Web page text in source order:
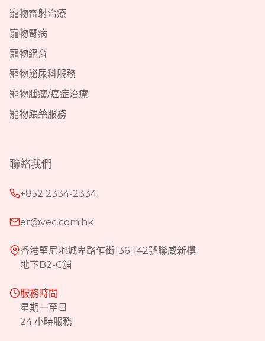
寵物雷射治療
寵物腎病
寵物絕育
寵物泌尿科服務
寵物腫瘤/癌症治療
寵物餵藥服務
聯絡我們
+852 2334-2334
er@vec.com.hk
香港堅尼地城卑路乍街136-142號聯威新樓
地下B2-C舖
服務時間
星期一至日
24 小時服務